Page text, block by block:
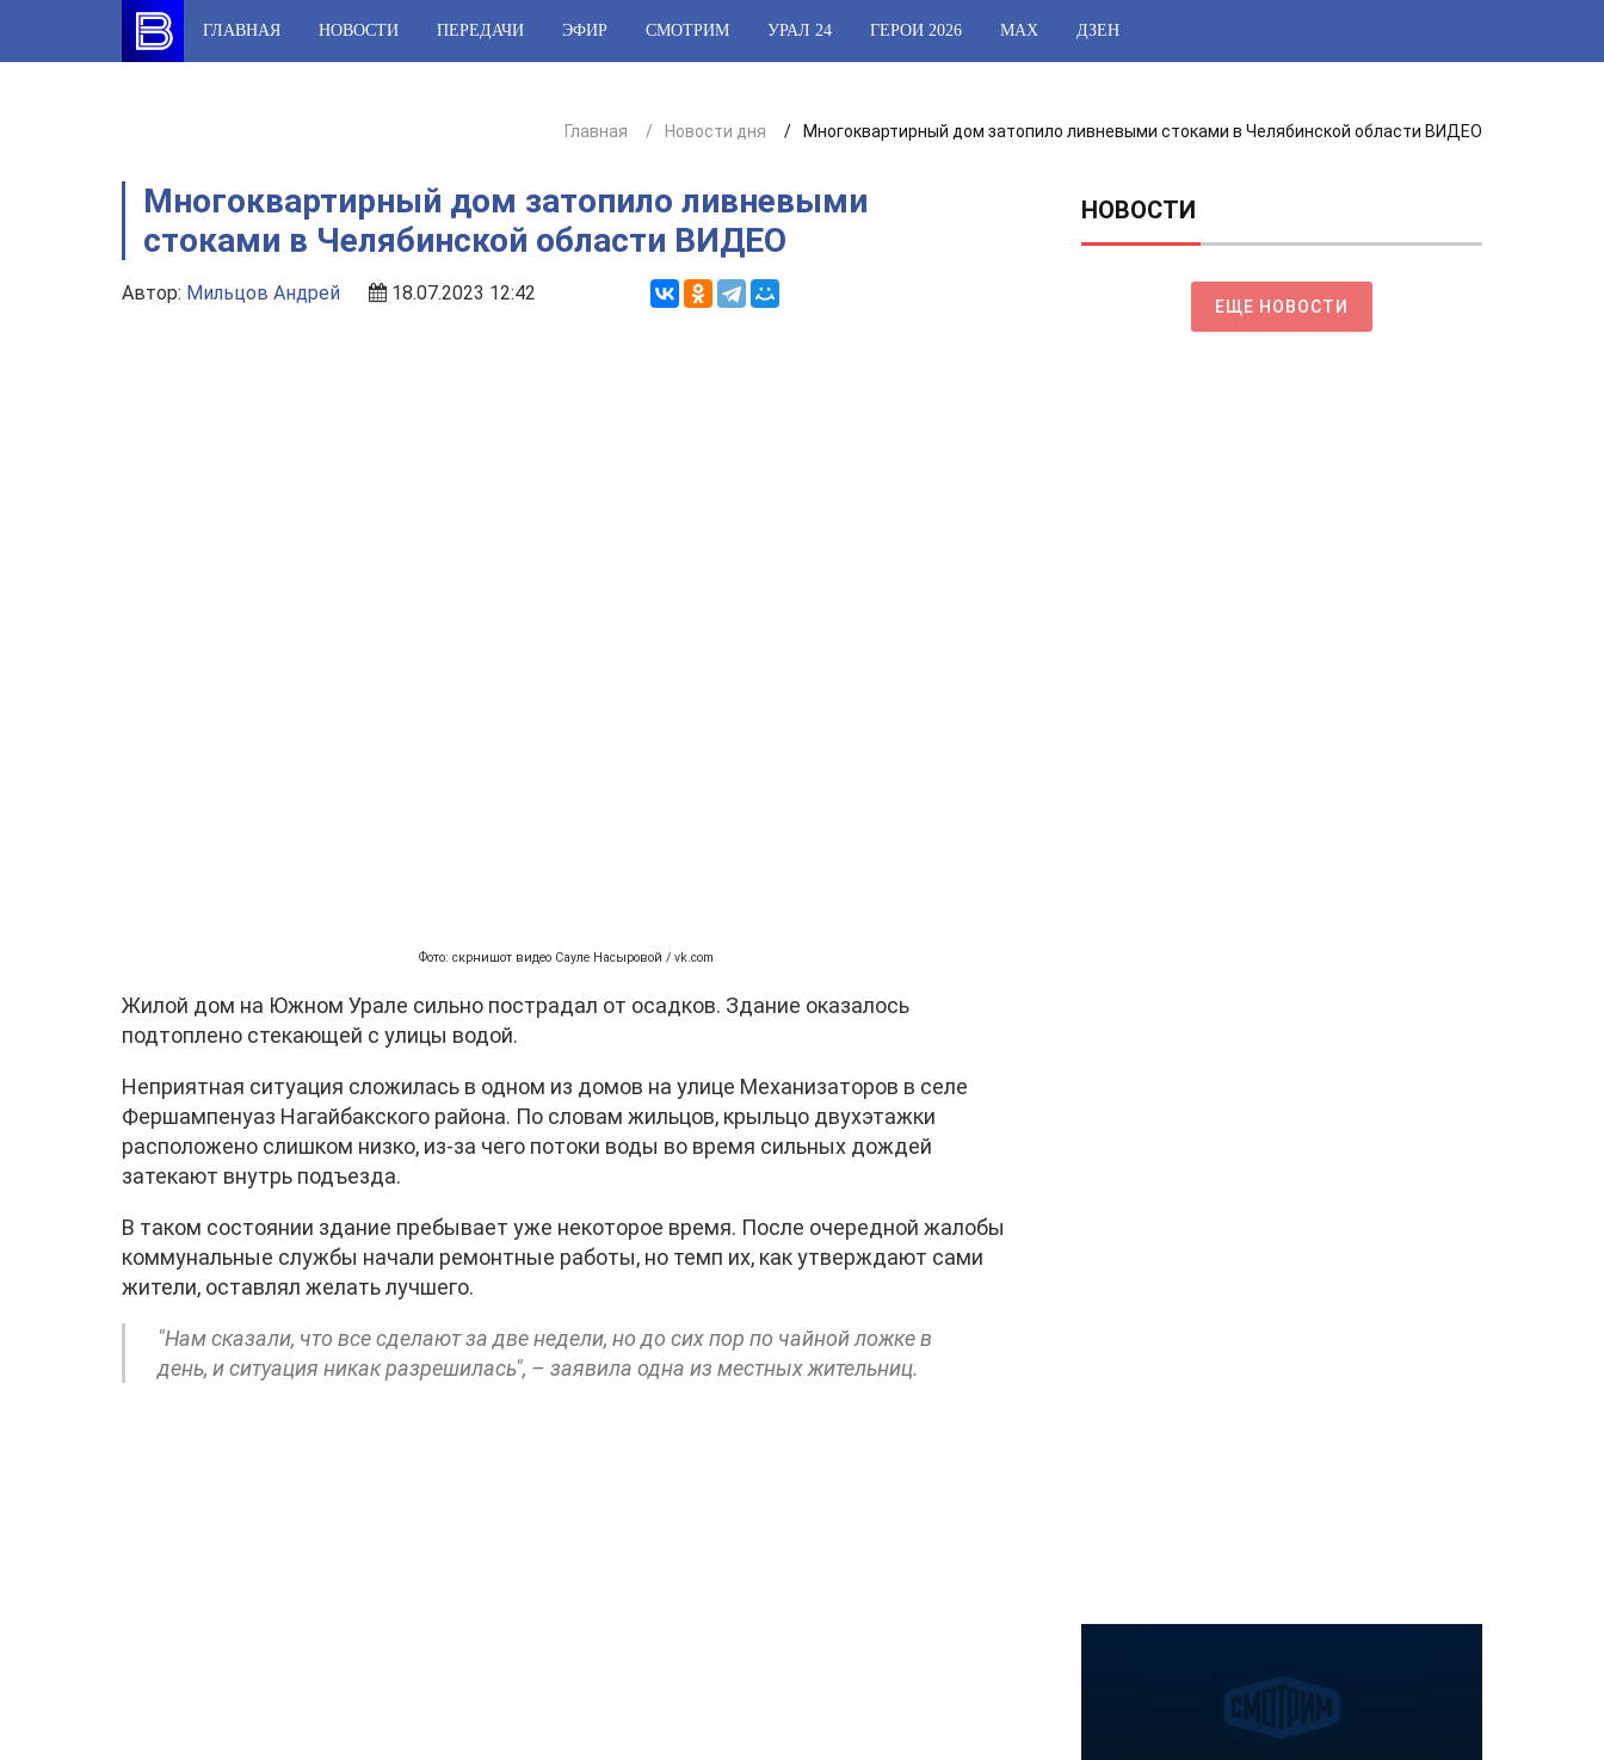
content
ГЛАВНАЯ НОВОСТИ ПЕРЕДАЧИ ЭФИР СМОТРИМ УРАЛ 24 ГЕРОИ 2026 МАХ ДЗЕН
Главная Новости дня Многоквартирный дом затопило ливневыми стоками в Челябинской области ВИДЕО
Многоквартирный дом затопило ливневыми
стоками в Челябинской области ВИДЕО
Автор: Мильцов Андрей 18.07.2023 12:42
Фото: скрнишот видео Сауле Насыровой / vk.com
Жилой дом на Южном Урале сильно пострадал от осадков. Здание оказалось
подтоплено стекающей с улицы водой.
Неприятная ситуация сложилась в одном из домов на улице Механизаторов в селе
Фершампенуаз Нагайбакского района. По словам жильцов, крыльцо двухэтажки
расположено слишком низко, из-за чего потоки воды во время сильных дождей
затекают внутрь подъезда.
В таком состоянии здание пребывает уже некоторое время. После очередной жалобы
коммунальные службы начали ремонтные работы, но темп их, как утверждают сами
жители, оставлял желать лучшего.
"Нам сказали, что все сделают за две недели, но до сих пор по чайной ложке в
день, и ситуация никак разрешилась", – заявила одна из местных жительниц.
НОВОСТИ
ЕЩЕ НОВОСТИ